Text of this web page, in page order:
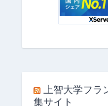
上智大学フラ
集サイト